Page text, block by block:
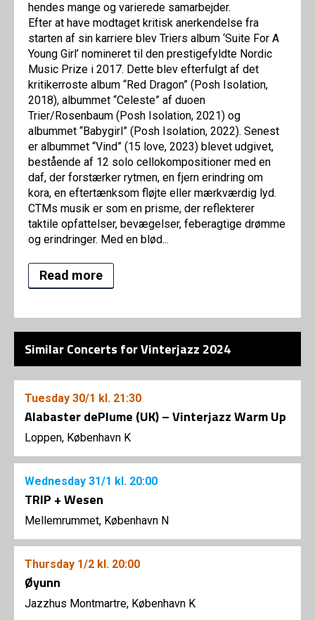
hendes mange og varierede samarbejder.
Efter at have modtaget kritisk anerkendelse fra
starten af sin karriere blev Triers album ‘Suite For A
Young Girl’ nomineret til den prestigefyldte Nordic
Music Prize i 2017. Dette blev efterfulgt af det
kritikerroste album “Red Dragon” (Posh Isolation,
2018), albummet “Celeste” af duoen
Trier/Rosenbaum (Posh Isolation, 2021) og
albummet “Babygirl” (Posh Isolation, 2022). Senest
er albummet “Vind” (15 love, 2023) blevet udgivet,
bestående af 12 solo cellokompositioner med en
daf, der forstærker rytmen, en fjern erindring om
kora, en eftertænksom fløjte eller mærkværdig lyd.
CTMs musik er som en prisme, der reflekterer
taktile opfattelser, bevægelser, feberagtige drømme
og erindringer. Med en blød...
Read more
Similar Concerts for Vinterjazz 2024
Tuesday 30/1 kl. 21:30
Alabaster dePlume (UK) – Vinterjazz Warm Up
Loppen, København K
Wednesday 31/1 kl. 20:00
TRIP + Wesen
Mellemrummet, København N
Thursday 1/2 kl. 20:00
Øyunn
Jazzhus Montmartre, København K